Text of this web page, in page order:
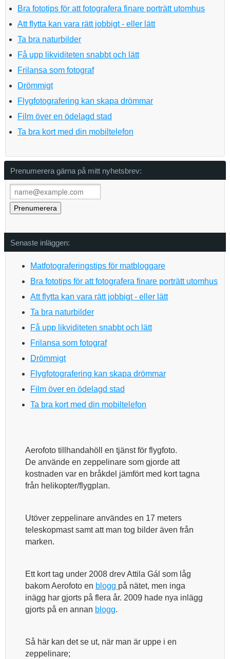
Bra fototips för att fotografera finare porträtt utomhus
Att flytta kan vara rätt jobbigt - eller lätt
Ta bra naturbilder
Få upp likviditeten snabbt och lätt
Frilansa som fotograf
Drömmigt
Flygfotografering kan skapa drömmar
Film över en ödelagd stad
Ta bra kort med din mobiltelefon
Prenumerera gärna på mitt nyhetsbrev:
Senaste inläggen:
Matfotograferingstips för matbloggare
Bra fototips för att fotografera finare porträtt utomhus
Att flytta kan vara rätt jobbigt - eller lätt
Ta bra naturbilder
Få upp likviditeten snabbt och lätt
Frilansa som fotograf
Drömmigt
Flygfotografering kan skapa drömmar
Film över en ödelagd stad
Ta bra kort med din mobiltelefon
Aerofoto tillhandahöll en tjänst för flygfoto.
De använde en zeppelinare som gjorde att
kostnaden var en bråkdel jämfört med kort tagna
från helikopter/flygplan.
Utöver zeppelinare användes en 17 meters
teleskopmast samt att man tog bilder även från
marken.
Ett kort tag under 2008 drev Attila Gál som låg
bakom Aerofoto en blogg på nätet, men inga
inägg har gjorts på flera år. 2009 hade nya inlägg
gjorts på en annan blogg.
Så här kan det se ut, när man är uppe i en
zeppelinare;